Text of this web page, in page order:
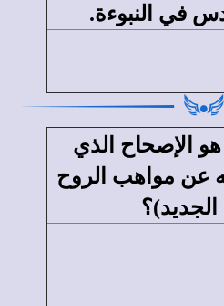
في النبوءة.
هو الإصحاح الذي
عن مواهب الروح